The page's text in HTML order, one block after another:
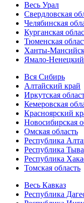
Весь Урал
Свердловская
Челябинская
Курганская
Тюменская
Ханты-
Ямало-
Вся Сибирь
Алтайский край
Иркутская
Кемеровская
Красноярский
Новосибирская
Омская область
Республика
Республика Тыва
Республика
Томская область
Весь Кавказ
Республика